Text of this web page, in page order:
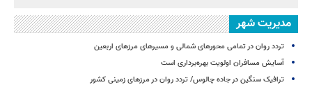
مدیریت شهر
تردد روان در تمامی محورهای شمالی و مسیرهای مرزهای اربعین
آسایش مسافران اولویت بهره‌برداری است
ترافیک سنگین در جاده چالوس/ تردد روان در مرزهای زمینی کشور